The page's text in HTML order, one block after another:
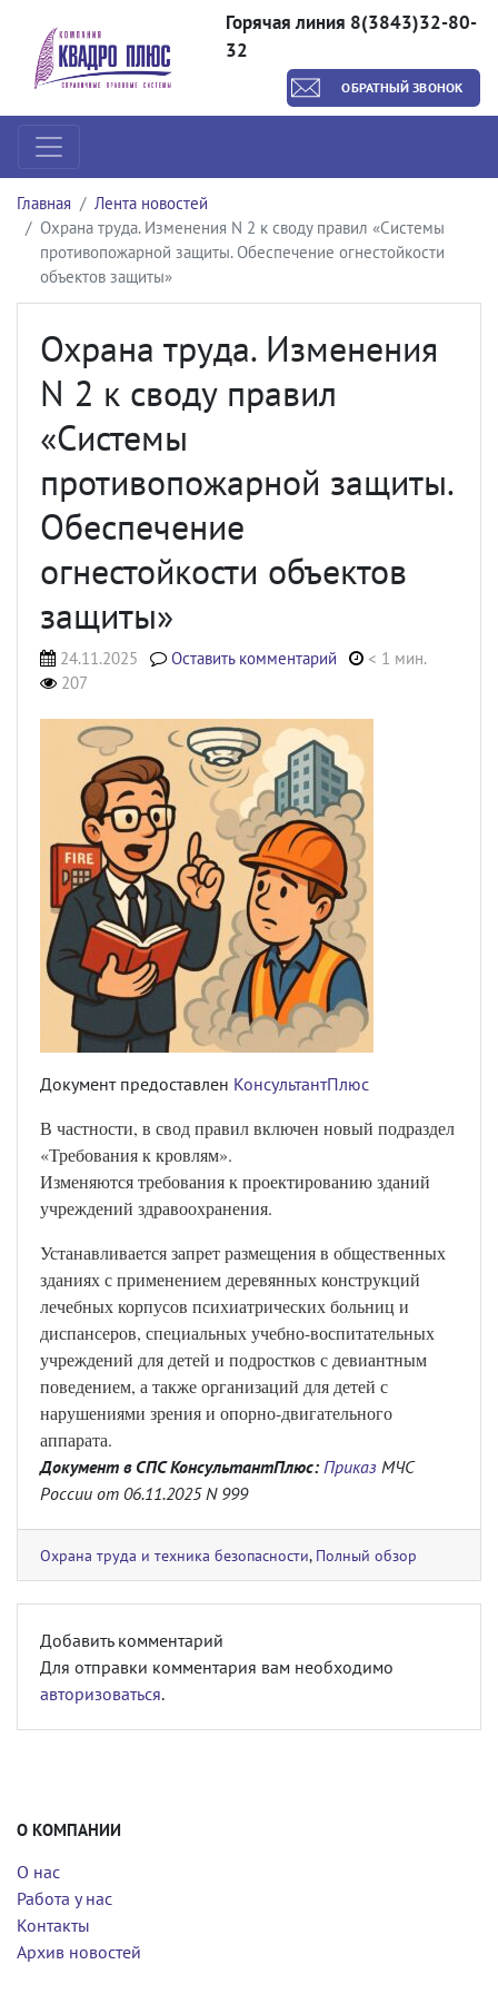
Горячая линия 8(3843)32-80-
32
ОБРАТНЫЙ ЗВОНОК
Главная
Лента новостей
Охрана труда. Изменения N 2 к своду правил «Системы
противопожарной защиты. Обеспечение огнестойкости
объектов защиты»
Охрана труда. Изменения
N 2 к своду правил
«Системы
противопожарной защиты.
Обеспечение
огнестойкости объектов
защиты»
24.11.2025 Оставить комментарий
< 1 мин.
207
Документ предоставлен КонсультантПлюс
В частности, в свод правил включен новый подраздел
«Требования к кровлям».
Изменяются требования к проектированию зданий
учреждений здравоохранения.
Устанавливается запрет размещения в общественных
зданиях с применением деревянных конструкций
лечебных корпусов психиатрических больниц и
диспансеров, специальных учебно-воспитательных
учреждений для детей и подростков с девиантным
поведением, а также организаций для детей с
нарушениями зрения и опорно-двигательного
аппарата.
Документ в СПС КонсультантПлюс: Приказ МЧС
России от 06.11.2025 N 999
Охрана труда и техника безопасности, Полный обзор
Добавить комментарий
Для отправки комментария вам необходимо
авторизоваться.
О КОМПАНИИ
О нас
Работа у нас
Контакты
Архив новостей